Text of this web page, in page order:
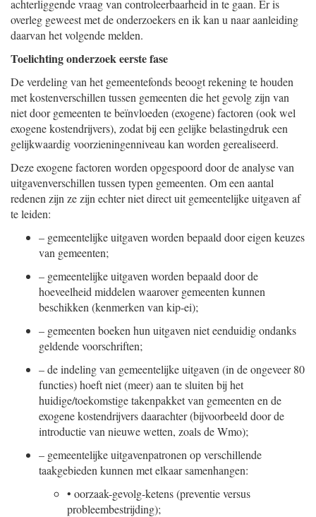
achterliggende vraag van controleerbaarheid in te gaan. Er is
overleg geweest met de onderzoekers en ik kan u naar aanleiding
daarvan het volgende melden.
Toelichting onderzoek eerste fase
De verdeling van het gemeentefonds beoogt rekening te houden
met kostenverschillen tussen gemeenten die het gevolg zijn van
niet door gemeenten te beïnvloeden (exogene) factoren (ook wel
exogene kostendrijvers), zodat bij een gelijke belastingdruk een
gelijkwaardig voorzieningenniveau kan worden gerealiseerd.
Deze exogene factoren worden opgespoord door de analyse van
uitgavenverschillen tussen typen gemeenten. Om een aantal
redenen zijn ze zijn echter niet direct uit gemeentelijke uitgaven af
te leiden:
– gemeentelijke uitgaven worden bepaald door eigen keuzes
van gemeenten;
– gemeentelijke uitgaven worden bepaald door de
hoeveelheid middelen waarover gemeenten kunnen
beschikken (kenmerken van kip-ei);
– gemeenten boeken hun uitgaven niet eenduidig ondanks
geldende voorschriften;
–de indeling van gemeentelijke uitgaven (in de ongeveer 80
functies) hoeft niet (meer) aan te sluiten bij het
huidige/toekomstige takenpakket van gemeenten en de
exogene kostendrijvers daarachter (bijvoorbeeld door de
introductie van nieuwe wetten, zoals de Wmo);
– gemeentelijke uitgavenpatronen op verschillende
taakgebieden kunnen met elkaar samenhangen:
• oorzaak-gevolg-ketens (preventie versus
probleembestrijding);